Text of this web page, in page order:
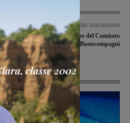
Articolo successivo
Sabato l’inaugurazione del Comitato
elettorale di Buoncompagni